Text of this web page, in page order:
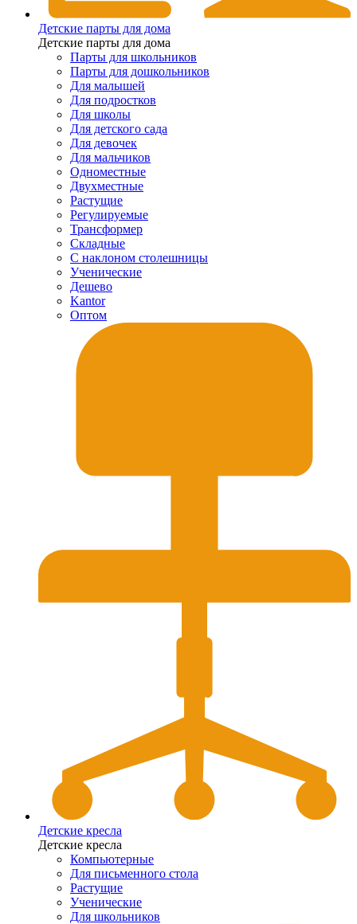
Детские парты для дома
Детские парты для дома
Парты для школьников
Парты для дошкольников
Для малышей
Для подростков
Для школы
Для детского сада
Для девочек
Для мальчиков
Одноместные
Двухместные
Растущие
Регулируемые
Трансформер
Складные
С наклоном столешницы
Ученические
Дешево
Kantor
Оптом
Детские кресла
Детские кресла
Компьютерные
Для письменного стола
Растущие
Ученические
Для школьников